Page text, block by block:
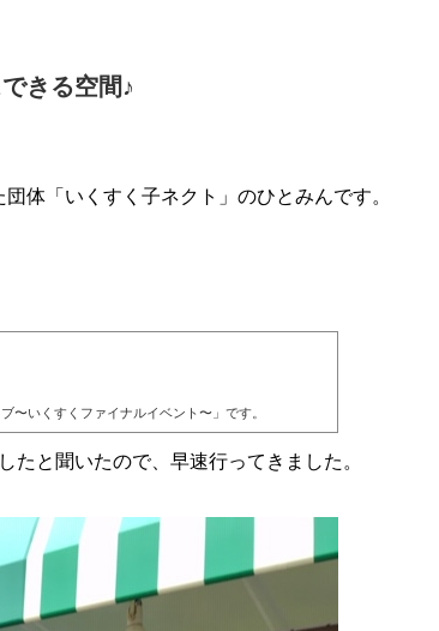
きる空間♪
体「いくすく子ネクト」のひとみんです。
〜いくすくファイナルイベント〜」です。
たと聞いたので、早速行ってきました。